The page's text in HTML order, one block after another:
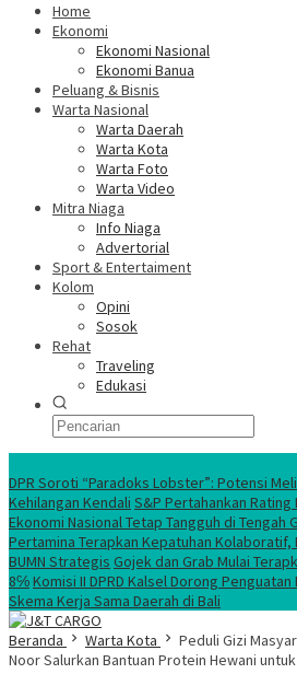
Home
Ekonomi
Ekonomi Nasional
Ekonomi Banua
Peluang & Bisnis
Warta Nasional
Warta Daerah
Warta Kota
Warta Foto
Warta Video
Mitra Niaga
Info Niaga
Advertorial
Sport & Entertaiment
Kolom
Opini
Sosok
Rehat
Traveling
Edukasi
DPR Soroti “Paradoks Lobster”: Potensi
Kehilangan Kendali S&P Pertahankan
Ekonomi Nasional Tetap Tangguh di Tengah
Pertamina Terapkan Kepatuhan Kolaboratif,
BUMN Strategis Gojek dan Grab Mulai
8℅Komisi II DPRD Kalsel Dorong
Skema Kerja Sama Daerah di Bali
Beranda
Warta Kota
Peduli Gizi
Noor Salurkan Bantuan Protein Hewani